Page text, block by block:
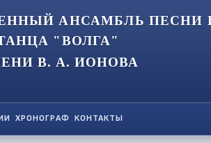
АНСАМБЛЬ ПЕСНИ
"ВОЛГА"
В. А. ИОНОВА
ХРОНОГРАФ КОНТАКТЫ